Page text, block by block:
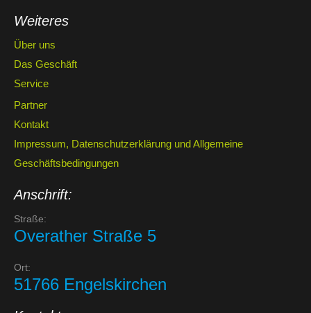
Weiteres
Über uns
Das Geschäft
Service
Partner
Kontakt
Impressum, Datenschutzerklärung und Allgemeine
Geschäftsbedingungen
Anschrift:
Straße:
Overather Straße 5
Ort:
51766 Engelskirchen